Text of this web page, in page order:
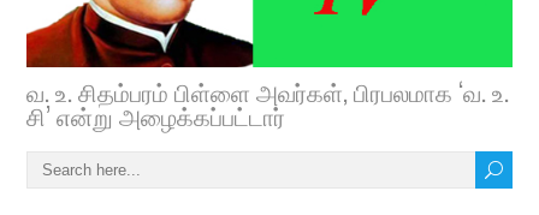
வ. உ. சிதம்பரம் பிள்ளை அவர்கள், பிரபலமாக ‘வ. உ.
சி’ என்று அழைக்கப்பட்டார்